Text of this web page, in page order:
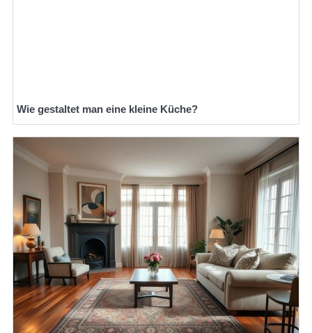
Wie gestaltet man eine kleine Küche?